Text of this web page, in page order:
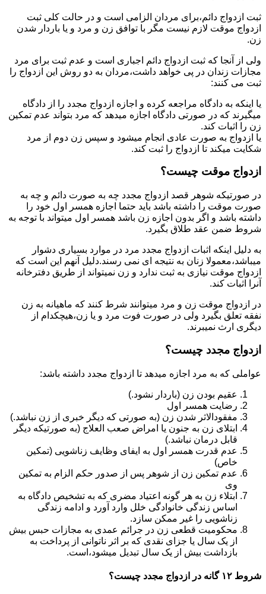
ثبت ازدواج دائم،برای مردان الزامی است و در حالت کلی ثبت
ازدواج موقت لازم نیست مگر با توافق زن و مرد و یا باردار شدن
زن.
ولی از آنجا که ثبت ازدواج دائم اجباری است و عدم ثبت برای مرد
مجازات زندان در پی خواهد داشت،مردان به دو روش این ازدواج را
ثبت می کنند:
یا اینکه به دادگاه مراجعه کرده و اجازه ازدواج مجدد را از دادگاه
میگیرند که در صورتی دادگاه اجازه میدهد که مرد بتواند عدم تمکین
زن را اثبات کند.
یا ازدواج به صورت عادی انجام میشود و سپس زن دوم از مرد
شکایت میکند تا ازدواج را ثبت کند.
ازدواج موقت چیست؟
در صورتیکه شوهر قصد ازدواج مجدد چه به صورت دائم و چه به
صورت موقت را داشته باشد باید حتما اجازه همسر اول خود را
داشته باشد و اگر بدون اجازه زن باشد همسر اول میتواند با توجه به
شروط ضمن عقد طلاق بگیرد.
به دلیل اینکه اثبات ازدواج مجدد مرد در موارد بسیاری دشوار
میباشد،معمولا زنان به نتیجه ای نمی رسند.دلیل آنهم این است که
ازدواج موقت نیازی به ثبت ندارد و زن نمیتواند از طریق دفترخانه
آنرا اثبات کند.
در ازدواج موقت زن و مرد میتوانند شرط کنند که ماهیانه به زن
نفقه تعلق بگیرد ولی در صورت فوت مرد و یا زن،هیچکدام از
دیگری ارث نمیبرند.
ازدواج مجدد چیست؟
عواملی که به مرد اجازه میدهد تا ازدواج مجدد داشته باشد:
عقیم بودن زن (باردار نشود.)
رضایت همسر اول
مفقودالاثر شدن زن (به صورتی که دیگر خبری از زن نباشد.)
ابتلای زن به جنون یا امراض صعب العلاج (به صورتیکه دیگر
قابل درمان نباشد.)
عدم قدرت همسر اول به ایفای وظایف زناشویی (تمکین
خاص)
عدم تمکین زن از شوهر پس از صدور حکم الزام به تمکین
وی
ابتلاء زن به هر گونه اعتیاد مضری که به تشخیص دادگاه به
اساس زندگی خانوادگی خلل وارد آورد و ادامه زندگی
زناشویی را غیر ممکن سازد.
محکومیت قطعی زن در جرائم عمدی به مجازات حبس بیش
از یک سال یا جزای نقدی که بر اثر ناتوانی از پرداخت به
بازداشت بیش از یک سال تبدیل می‎شود،است.
شروط ۱۲ گانه در ازدواج مجدد چیست؟